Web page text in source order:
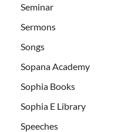
Seminar
Sermons
Songs
Sopana Academy
Sophia Books
Sophia E Library
Speeches